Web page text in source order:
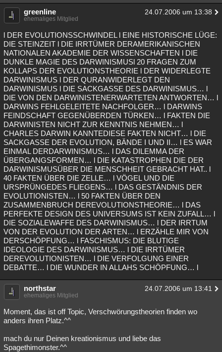
greenline 24.07.2006 um 13:38
ehemaliges Mitglied
l DER EVOLUTIONSSCHWINDEL l EINE HISTORISCHE LÜGE:
DIE STEINZEIT l DIE IRRTÜMER DERAMERIKANISCHEN
NATIONALEN AKADEMIE DER WISSENSCHAFTEN l DIE
DUNKLE MAGIE DES DARWINISMUSl 20 FRAGEN ZUM
KOLLAPS DER EVOLUTIONSTHEORIE l DER WIDERLEGTE
DARWINISMUS l DER QURANWIDERLEGT DEN
DARWINISMUS l DIE SACKGASSE DES DARWINISMUS… l
DIE VON DEN DARWINISTENERWARTETEN ANTWORTEN… l
DARWINS FEHLGELEITETE NACHFOLGER… l DARWINS
FEINDSCHAFT GEGENÜBERDEN TÜRKEN… l FAKTEN DIE
DARWINISTEN NICHT ZUR KENNTNIS NEHMEN… l
CHARLES DARWIN KANNTEDIESE FAKTEN NICHT… l DIE
SACKGASSE DER EVOLUTION, BÄNDE I UND II… l ES WAR
EINMAL DERDARWINISMUS… l DAS DILEMMA DER
ÜBERGANGSFORMEN… l DIE KATASTROPHEN DIE DER
DARWINISMUSÜBER DIE MENSCHHEIT GEBRACHT HAT.. l
40 FAKTEN ÜBER DIE ZELLE… l VÖGEL UND DIE
URSPRÜNGEDES FLIEGENS… l DAS GESTÄNDNIS DER
EVOLUTIONISTEN… l 50 FAKTEN ÜBER DEN
ZUSAMMENBRUCH DEREVOLUTIONSTHEORIE… l DAS
PERFEKTE DESIGN DES UNIVERSUMS IST KEIN ZUFALL… l
DIE SOZIALEWAFFE DES DARWINISMUS… l DER IRRTUM
VON DER EVOLUTION DER ARTEN… l ERZÄHLE MIR VON
DERSCHÖPFUNG… l FASCHISMUS: DIE BLUTIGE
IDEOLOGIE DES DARWINISMUS… l DIE IRRTÜMER
DEREVOLUTIONISTEN… l DIE VERFOLGUNG EINER
DEBATTE… l DIE WUNDER IN ALLAHS SCHÖPFUNG… l
northstar 24.07.2006 um 13:41
ehemaliges Mitglied
Moment, das ist off Topic, Verschwörungstheorien finden wo
anders ihren Platz.^^
mach du nur Deinen kreationismus und liebe das
Spagethimonster.^^